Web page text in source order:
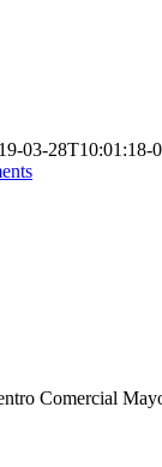
03-28T10:01:18-
Comercial